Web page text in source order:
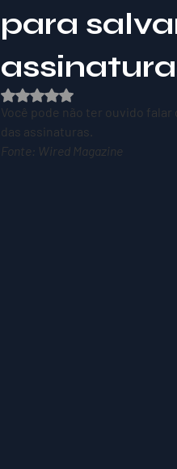
para
Avaliado com NaN de 5
Você pode não ter ouvido falar
das assinaturas.
Fonte: Wired Magazine